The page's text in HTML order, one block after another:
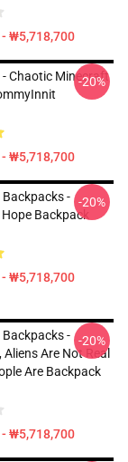
₩5,718,700
Chaotic Minecraft
₩5,718,700
-20%
-
Backpack
₩5,718,700
-20%
-
Are Not Real
Are Backpack
₩5,718,700
-20%